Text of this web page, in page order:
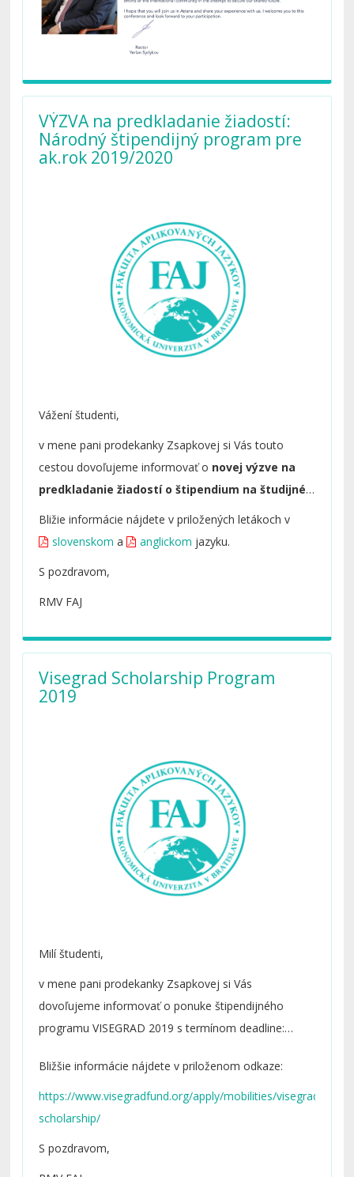
VÝZVA na predkladanie žiadostí:
Národný štipendijný program pre
ak.rok 2019/2020
Vážení študenti,
v mene pani prodekanky Zsapkovej si Vás touto
cestou dovoľujeme informovať o novej výzve na
predkladanie žiadostí o štipendium na študijné,
výskumné/umelecké a prednáškové pobyty
v akademickom roku 2019/2020 v
Slovenskej republiky.
Bližie informácie nájdete v priložených letákoch v
slovenskoma anglickom jazyku.
S pozdravom,
RMV FAJ
Visegrad Scholarship Program
2019
Milí študenti,
v mene pani prodekanky Zsapkovej si Vás
dovoľujeme informovať o ponuke štipendijného
programu VISEGRAD 2019 s termínom deadline:
Bližšie informácie nájdete v priloženom odkaze:
https://www.visegradfund.org/apply/mobilities/visegrad-
scholarship/
S pozdravom,